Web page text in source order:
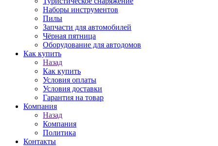
Наборы инструментов
Пилы
Запчасти для автомобилей
Чёрная пятница
Оборудование для автодомов
Как купить
Назад
Как купить
Условия оплаты
Условия доставки
Гарантия на товар
Компания
Назад
Компания
Политика
Контакты